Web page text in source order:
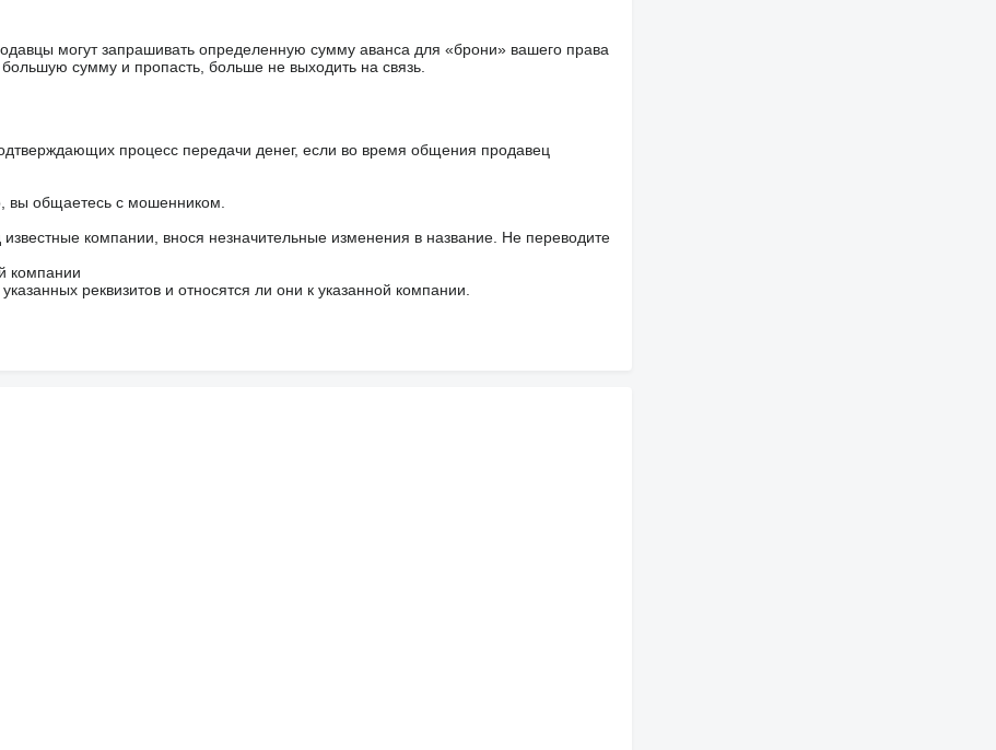
могут запрашивать определенную сумму аванса для «брони» вашего права
сумму и пропасть, больше не выходить на связь.
процесс передачи денег, если во время общения продавец
вы общаетесь с мошенником.
компании, внося незначительные изменения в название. Не переводите
компании
реквизитов и относятся ли они к указанной компании.